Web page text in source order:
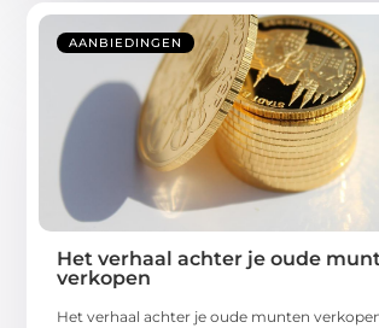
AANBIEDINGEN
Het verhaal achter je oude
verkopen
Het verhaal achter je oude munten